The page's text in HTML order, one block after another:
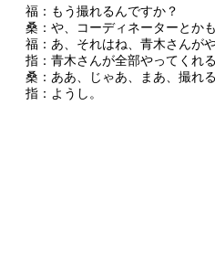
福：もう撮れるんですか？
桑：や、コーディネーターとかも
福：あ、それはね、青木さんが
指：青木さんが全部やってくれる
桑：ああ、じゃあ、まあ、撮れ
指：ようし。